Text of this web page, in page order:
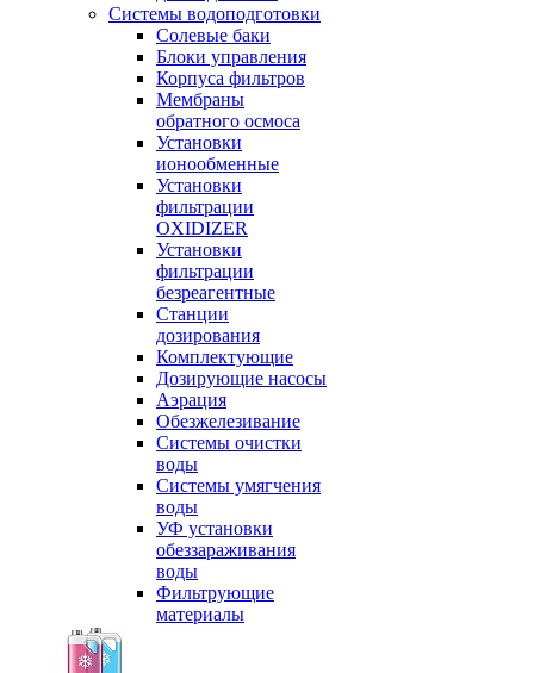
Системы водоподготовки
Солевые баки
Блоки управления
Корпуса фильтров
Мембраны
обратного осмоса
Установки
ионообменные
Установки
фильтрации
OXIDIZER
Установки
фильтрации
безреагентные
Станции
дозирования
Комплектующие
Дозирующие насосы
Аэрация
Обезжелезивание
Системы очистки
воды
Системы умягчения
воды
УФ установки
обеззараживания
воды
Фильтрующие
материалы